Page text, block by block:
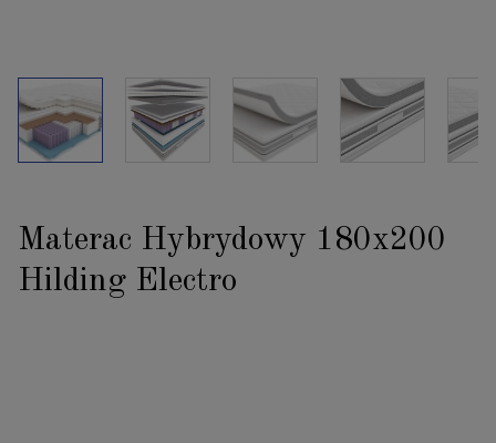
Materac Hybrydowy 180x200
Hilding Electro